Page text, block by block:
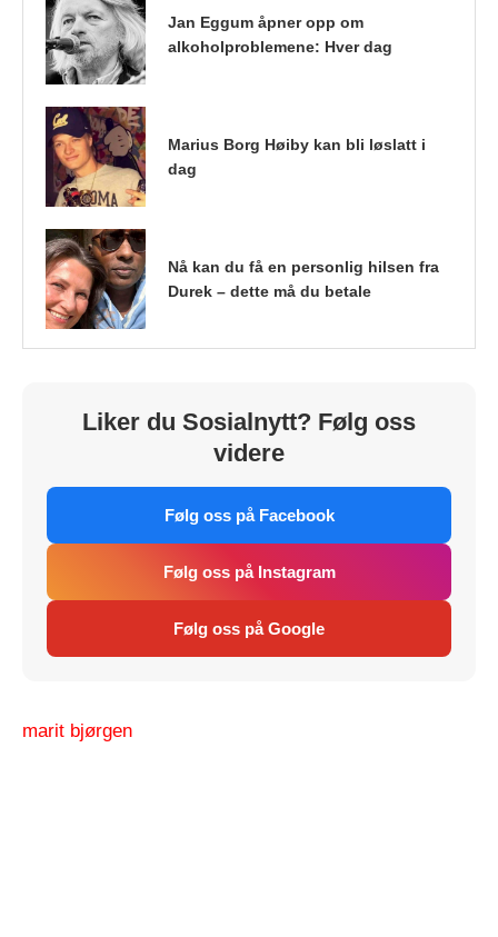
Jan Eggum åpner opp om
alkoholproblemene: Hver dag
Marius Borg Høiby kan bli løslatt i
dag
Nå kan du få en personlig hilsen fra
Durek – dette må du betale
Liker du Sosialnytt? Følg oss
videre
Følg oss på Facebook
Følg oss på Instagram
Følg oss på Google
marit bjørgen